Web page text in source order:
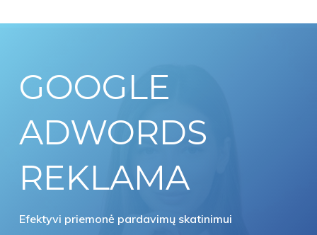
GOOGLE
ADWORDS
REKLAMA
Efektyvi priemonė pardavimų skatinimui